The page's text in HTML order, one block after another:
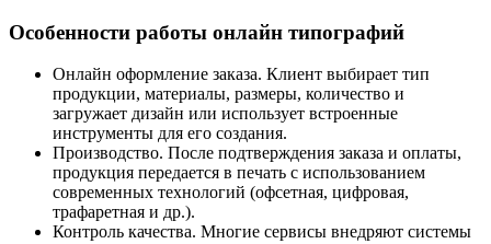
Особенности работы онлайн типографий
Онлайн оформление заказа. Клиент выбирает тип
продукции, материалы, размеры, количество и
загружает дизайн или использует встроенные
инструменты для его создания.
Производство. После подтверждения заказа и оплаты,
продукция передается в печать с использованием
современных технологий (офсетная, цифровая,
трафаретная и др.).
Контроль качества. Многие сервисы внедряют системы